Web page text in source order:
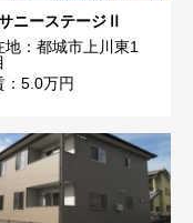
ニーステージⅡ
地：都城市上川東1
：5.0万円